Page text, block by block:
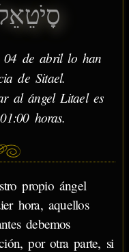
04 de abril lo han
de Sitael.
al ángel Litael es
horas.
propio ángel
hora, aquellos
debemos
por otra parte, si